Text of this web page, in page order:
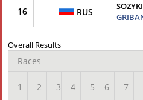
16 RUS
Overall Results
Races
1 2 3 4 5 6 7